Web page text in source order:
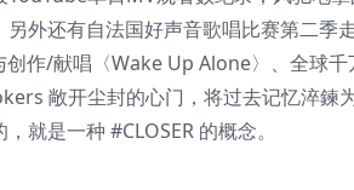
另外还有自法国好声音歌唱比赛第二
创作/献唱〈Wake Up Alone〉、全球
敞开尘封的心门，将过去记忆淬鍊
就是一种 #CLOSER 的概念。